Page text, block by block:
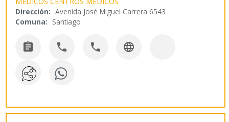
Dirección: Avenida José Miguel Carrera 6543
Comuna: Santiago
   